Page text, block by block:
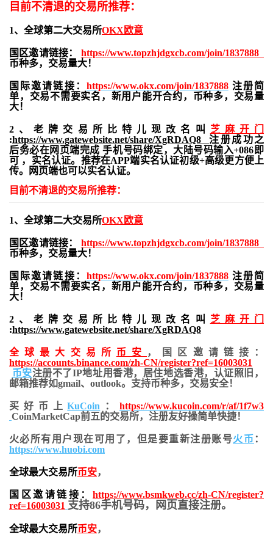
目前不清退的交易所推荐：
1、全球第二大交易所OKX欧意
国区邀请链接： https://www.topzhjdgxcb.com/join/1837888
币种多，交易量大！
国际邀请链接： https://www.okx.com/join/1837888注册简
单，交易不需要实名，新用户能开合约， 币种多，交易量
大！
2、老牌交易所比特儿现改名叫 芝麻开门
:https://www.gatewebsite.net/share/XgRDAQ8 注册成功之
后务必在网页端完成 手机号码绑定，大陆号码输入+086即
可 ，实名认证。推荐在APP端实名认证初级+高级更方便上
传。网页端也可以实名认证。
目前不清退的交易所推荐：
1、全球第二大交易所OKX欧意
国区邀请链接： https://www.topzhjdgxcb.com/join/1837888
币种多，交易量大！
国际邀请链接： https://www.okx.com/join/1837888注册简
单，交易不需要实名，新用户能开合约， 币种多，交易量
大！
2、老牌交易所比特儿现改名叫 芝麻开门
:https://www.gatewebsite.net/share/XgRDAQ8
全球最大交易所 币安
，国区邀请链接：
https://accounts.binance.com/zh-CN/register?ref=16003031
币安注册不了IP地址用香港，居住地选香港，认证照旧，
邮箱推荐如gmail、outlook。支持币种多，交易安全！
买好币上KuCoin ：https://www.kucoin.com/r/af/1f7w3
CoinMarketCap前五的交易所，注册友好操简单快捷！
火必所有用户现在可用了，但是要重新注册账号火币 ：
https://www.huobi.com
全球最大交易所币安，
国区邀请链接： https://www.bsmkweb.cc/zh-CN/register?
ref=16003031 支持86手机号码，网页直接注册。
全球最大交易所币安，